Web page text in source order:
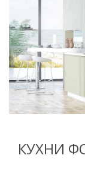
КУХНИ